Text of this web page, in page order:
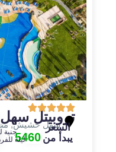
تروبيتل
سهل حشيش,
السعر
يبدأ من 5460جنية
ليلة